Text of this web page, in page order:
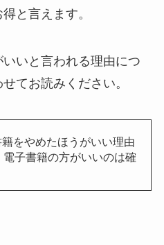
と言えます。
いと言われる理由につ
てお読みください。
をやめたほうがいい理由
電子書籍の方がいいのは確